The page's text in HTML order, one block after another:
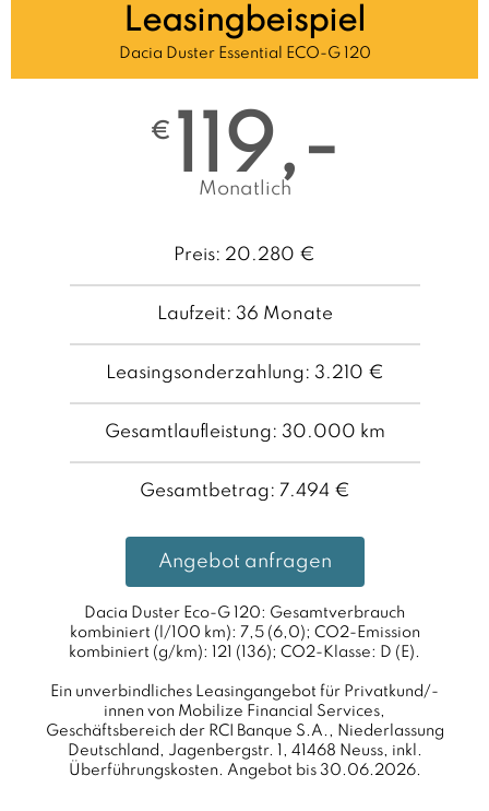
Leasingbeispiel
Dacia Duster Essential ECO-G 120
€ 119,-
Monatlich
Preis: 20.280 €
Laufzeit: 36 Monate
Leasingsonderzahlung: 3.210 €
Gesamtlaufleistung: 30.000 km
Gesamtbetrag: 7.494 €
Angebot anfragen
Dacia Duster Eco-G 120: Gesamtverbrauch
kombiniert (l/100 km): 7,5 (6,0); CO2-Emission
kombiniert (g/km): 121 (136); CO2-Klasse: D (E).
Ein unverbindliches Leasingangebot für Privatkund/-
innen von Mobilize Financial Services,
Geschäftsbereich der RCI Banque S.A., Niederlassung
Deutschland, Jagenbergstr. 1, 41468 Neuss, inkl.
Überführungskosten. Angebot bis 30.06.2026.